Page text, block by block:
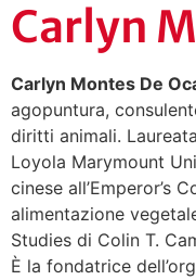
Carlyn
Carlyn Montes De
agopuntura,
diritti animali.
Loyola Marymount
cinese all’Emperor’s
alimentazione
Studies di Colin T.
È la fondatrice